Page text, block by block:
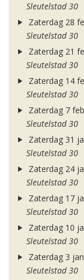
Sleutelstad 30
Zaterdag 28
Sleutelstad 30
Zaterdag 21
Sleutelstad 30
Zaterdag 14
Sleutelstad 30
Zaterdag 7
Sleutelstad 30
Zaterdag 31
Sleutelstad 30
Zaterdag 24
Sleutelstad 30
Zaterdag 17
Sleutelstad 30
Zaterdag 10
Sleutelstad 30
Zaterdag 3
Sleutelstad 30